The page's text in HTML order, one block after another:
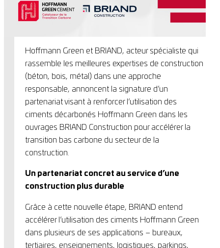
Hoffmann Green et BRIAND, acteur spécialiste qui
rassemble les meilleures expertises de construction
(béton, bois, métal) dans une approche
responsable, annoncent la signature d’un
partenariat visant à renforcer l’utilisation des
ciments décarbonés Hoffmann Green dans les
ouvrages BRIAND Construction pour accélérer la
transition bas carbone du secteur de la
construction.
Un partenariat concret au service d’une
construction plus durable
Grâce à cette nouvelle étape, BRIAND entend
accélérer l’utilisation des ciments Hoffmann Green
dans plusieurs de ses applications – bureaux,
tertiaires, enseignements, logistiques, parkings,